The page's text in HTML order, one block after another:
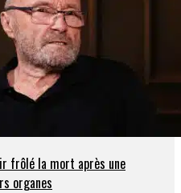
frôlé la mort après une
organes